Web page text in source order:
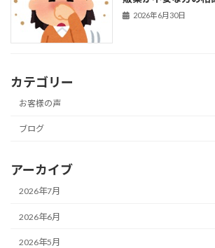
2026年6月30日
カテゴリー
お客様の声
ブログ
アーカイブ
2026年7月
2026年6月
2026年5月